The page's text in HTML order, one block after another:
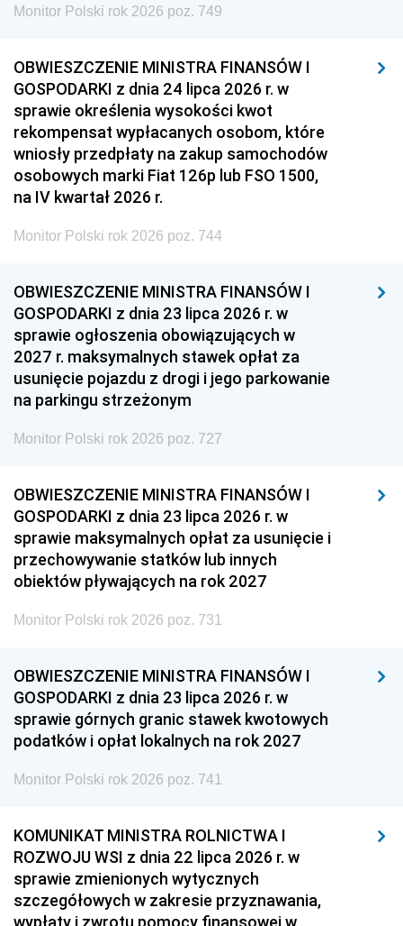
Monitor Polski rok 2026 poz. 749
OBWIESZCZENIE MINISTRA FINANSÓW I
GOSPODARKI z dnia 24 lipca 2026 r. w
sprawie określenia wysokości kwot
rekompensat wypłacanych osobom, które
wniosły przedpłaty na zakup samochodów
osobowych marki Fiat 126p lub FSO 1500,
na IV kwartał 2026 r.
Monitor Polski rok 2026 poz. 744
OBWIESZCZENIE MINISTRA FINANSÓW I
GOSPODARKI z dnia 23 lipca 2026 r. w
sprawie ogłoszenia obowiązujących w
2027 r. maksymalnych stawek opłat za
usunięcie pojazdu z drogi i jego parkowanie
na parkingu strzeżonym
Monitor Polski rok 2026 poz. 727
OBWIESZCZENIE MINISTRA FINANSÓW I
GOSPODARKI z dnia 23 lipca 2026 r. w
sprawie maksymalnych opłat za usunięcie i
przechowywanie statków lub innych
obiektów pływających na rok 2027
Monitor Polski rok 2026 poz. 731
OBWIESZCZENIE MINISTRA FINANSÓW I
GOSPODARKI z dnia 23 lipca 2026 r. w
sprawie górnych granic stawek kwotowych
podatków i opłat lokalnych na rok 2027
Monitor Polski rok 2026 poz. 741
KOMUNIKAT MINISTRA ROLNICTWA I
ROZWOJU WSI z dnia 22 lipca 2026 r. w
sprawie zmienionych wytycznych
szczegółowych w zakresie przyznawania,